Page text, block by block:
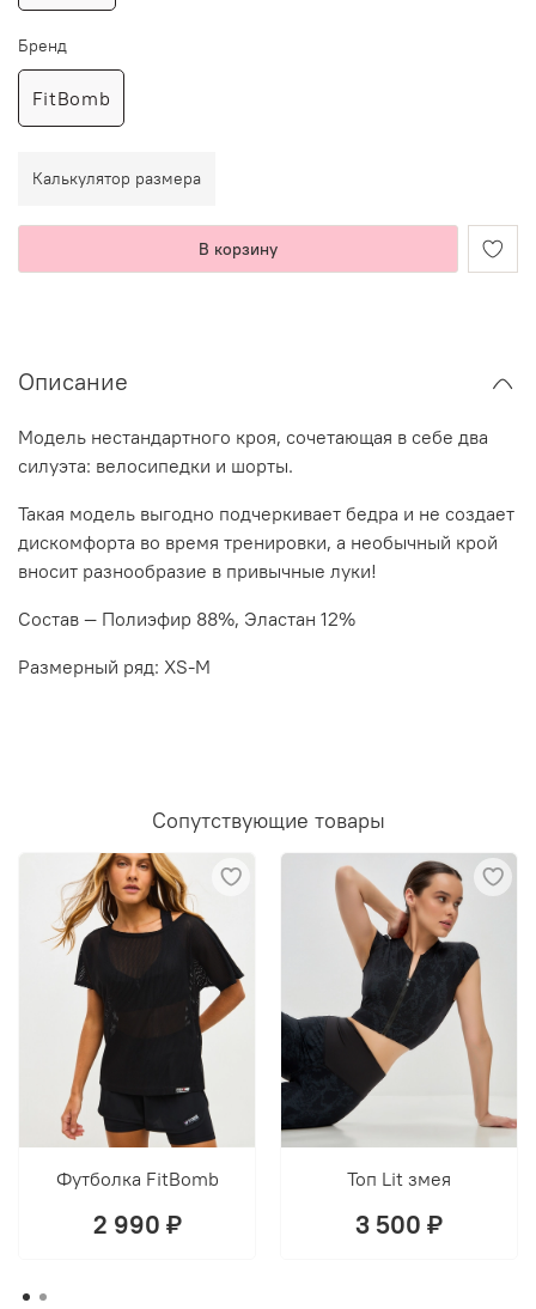
Калькулятор размера
В корзину
Бренд
FitBomb
Описание
Модель нестандартного кроя, сочетающая в себе два
силуэта: велосипедки и шорты.
Такая модель выгодно подчеркивает бедра и не создает
дискомфорта во время тренировки, а необычный крой
вносит разнообразие в привычные луки!
Состав — Полиэфир 88%, Эластан 12%
Размерный ряд: XS-M
Сопутствующие товары
Футболка FitBomb
2 990 ₽
Топ Lit змея
3 500 ₽